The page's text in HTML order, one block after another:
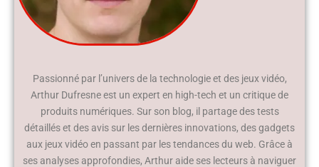
Passionné par l’univers de la technologie et des jeux vidéo,
Arthur Dufresne est un expert en high-tech et un critique de
produits numériques. Sur son blog, il partage des tests
détaillés et des avis sur les dernières innovations, des gadgets
aux jeux vidéo en passant par les tendances du web. Grâce à
ses analyses approfondies, Arthur aide ses lecteurs à naviguer